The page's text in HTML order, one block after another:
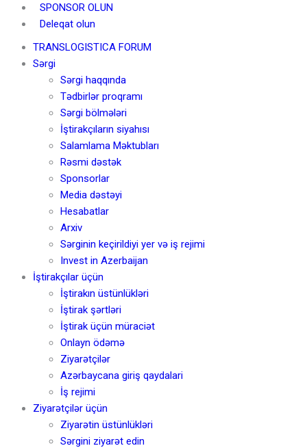
SPONSOR OLUN
Deleqat olun
TRANSLOGISTICA FORUM
Sərgi
Sərgi haqqında
Tədbirlər proqramı
Sərgi bölmələri
İştirakçıların siyahısı
Salamlama Məktubları
Rəsmi dəstək
Sponsorlar
Media dəstəyi
Hesabatlar
Arxiv
Sərginin keçirildiyi yer və iş rejimi
Invest in Azerbaijan
İştirakçılar üçün
İştirakın üstünlükləri
İştirak şərtləri
İştirak üçün müraciət
Onlayn ödəmə
Ziyarətçilər
Azərbaycana giriş qaydalari
İş rejimi
Ziyarətçilər üçün
Ziyarətin üstünlükləri
Sərgini ziyarət edin